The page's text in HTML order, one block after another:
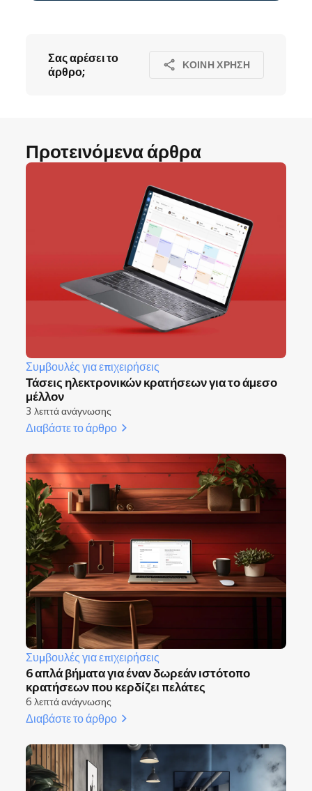
Σας αρέσει το
άρθρο;
ΚΟΙΝΉ ΧΡΉΣΗ
Προτεινόμενα άρθρα
Συμβουλές για επιχειρήσεις
Τάσεις ηλεκτρονικών κρατήσεων για το άμεσο
μέλλον
3 λεπτά ανάγνωσης
Διαβάστε το άρθρο
Συμβουλές για επιχειρήσεις
6 απλά βήματα για έναν δωρεάν ιστότοπο
κρατήσεων που κερδίζει πελάτες
6 λεπτά ανάγνωσης
Διαβάστε το άρθρο